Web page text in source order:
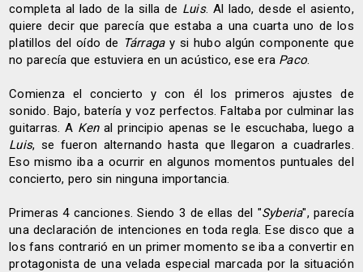
completa al lado de la silla de Luis. Al lado, desde el asiento,
quiere decir que parecía que estaba a una cuarta uno de los
platillos del oído de Tárragay si hubo algún componente que
no parecía que estuviera en un acústico, ese era Paco.
Comienza el concierto y con él los primeros ajustes de
sonido. Bajo, batería y voz perfectos. Faltaba por culminar las
guitarras. A Kenal principio apenas se le escuchaba, luego a
Luis, se fueron alternando hasta que llegaron a cuadrarles.
Eso mismo iba a ocurrir en algunos momentos puntuales del
concierto, pero sin ninguna importancia.
Primeras 4 canciones. Siendo 3 de ellas del "Syberia", parecía
una declaración de intenciones en toda regla. Ese disco que a
los fans contrarió en un primer momento se iba a convertir en
protagonista de una velada especial marcada por la situación